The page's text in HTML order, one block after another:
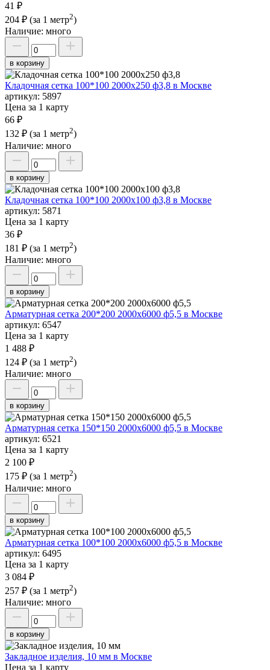
41 ₽
204 ₽ (за 1 метр2)
Наличие: много
в корзину
Кладочная сетка 100*100 2000х250 ф3,8 в Москве
артикул: 5897
Цена за 1 карту
66 ₽
132 ₽ (за 1 метр2)
Наличие: много
в корзину
Кладочная сетка 100*100 2000х100 ф3,8 в Москве
артикул: 5871
Цена за 1 карту
36 ₽
181 ₽ (за 1 метр2)
Наличие: много
в корзину
Арматурная сетка 200*200 2000х6000 ф5,5 в Москве
артикул: 6547
Цена за 1 карту
1 488 ₽
124 ₽ (за 1 метр2)
Наличие: много
в корзину
Арматурная сетка 150*150 2000х6000 ф5,5 в Москве
артикул: 6521
Цена за 1 карту
2 100 ₽
175 ₽ (за 1 метр2)
Наличие: много
в корзину
Арматурная сетка 100*100 2000х6000 ф5,5 в Москве
артикул: 6495
Цена за 1 карту
3 084 ₽
257 ₽ (за 1 метр2)
Наличие: много
в корзину
Закладное изделия, 10 мм в Москве
Цена за 1 карту